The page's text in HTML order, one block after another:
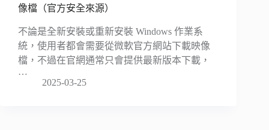
像檔（官方安全來源）
不論是全新安裝或重新安裝 Windows 作業系
統，使用者都會需要從微軟官方網站下載映像
檔，不過在官網通常只會提供最新版本下載，
…
2025-03-25